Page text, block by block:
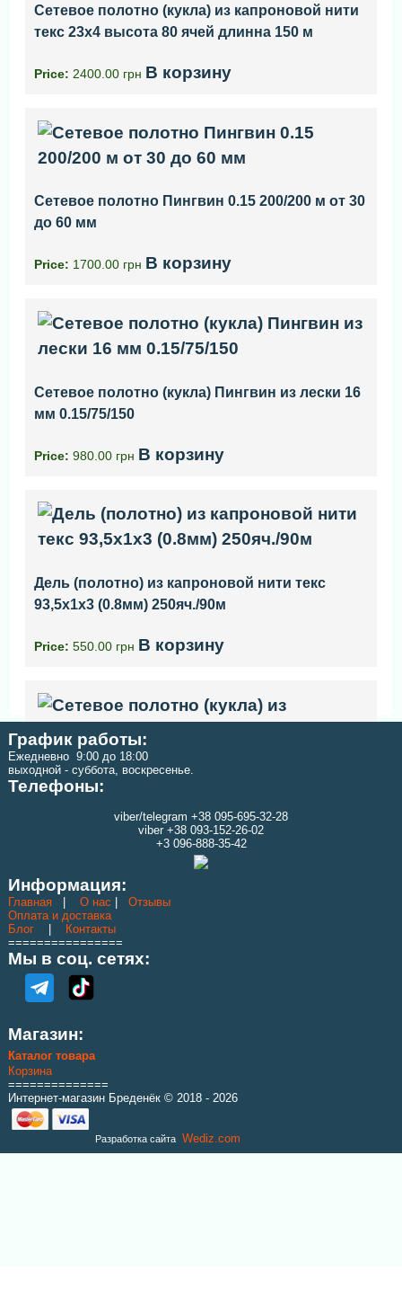
Сетевое полотно (кукла) из капроновой нити
текс 23x4 высота 80 ячей длинна 150 м
Price: 2400.00 грн В корзину
Сетевое полотно Пингвин 0.15 200/200 м от 30
до 60 мм
Price: 1700.00 грн В корзину
Сетевое полотно (кукла) Пингвин из лески 16
мм 0.15/75/150
Price: 980.00 грн В корзину
Дель (полотно) из капроновой нити текс
93,5x1x3 (0.8мм) 250яч./90м
Price: 550.00 грн В корзину
Сетевое полотно (кукла) из капроновой нити
текс 23x3 высота 80 ячей длинна 150 м
В корзину
текс 93.5 высота 100 ячей длинна 150 м
Price:
График работы:
Ежедневно 9:00 до 18:00
выходной - суббота, воскресенье.
Телефоны:
viber/telegram +38 095-695-32-28
viber +38 093-152-26-02
+3 096-888-35-42
Информация:
Главная| О нас
Отзывы
Оплата и доставка
Блог|
Контакты
================
Мы в соц. сетях:
Магазин:
Каталог товара
Корзина
==============
Интернет-магазин Бреденёк © 2018 - 2026
Разработка сайта Wediz.com